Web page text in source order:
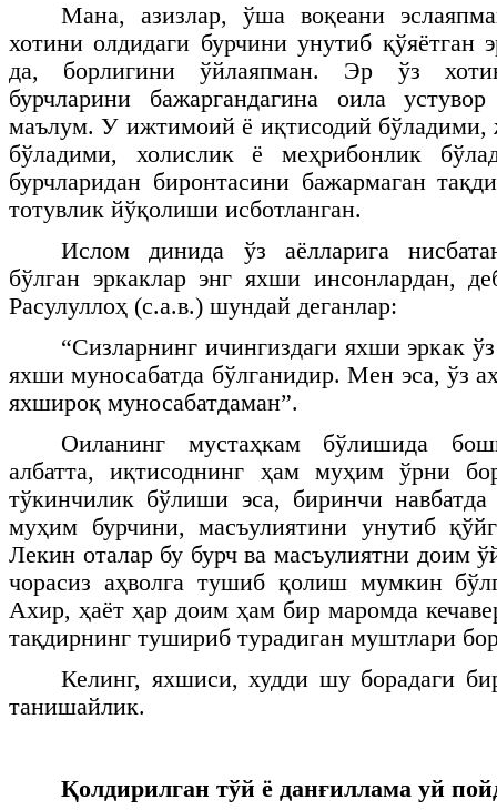
Мана, азизлар, ўша воқеани
хотини олдидаги бурчини унутиб қўяётган
да, борлигини ўйлаяпман. Эр ўз
бурчларини бажаргандагина оила
маълум. У ижтимоий ё иқтисодий
бўладими, холислик ё меҳрибонлик
бурчларидан биронтасини бажармаган
тотувлик йўқолиши исботланган.
Ислом динида ўз аёлларига
бўлган эркаклар энг яхши инсонлардан,
Расулуллоҳ (с.а.в.) шундай деганлар:
“Сизларнинг ичингиздаги яхши эркак
яхши муносабатда бўлганидир. Мен эса, ўз
яхшироқ муносабатдаман”.
Оиланинг мустаҳкам бўлишида
албатта, иқтисоднинг ҳам муҳим ўрни
тўкинчилик бўлиши эса, биринчи
муҳим бурчини, масъулиятини унутиб
Лекин оталар бу бурч ва масъулиятни доим
чорасиз аҳволга тушиб қолиш мумкин
Ахир, ҳаёт ҳар доим ҳам бир маромда
тақдирнинг тушириб турадиган муштлари
Келинг, яхшиси, худди шу борадаги
танишайлик.
Қолдирилган тўй ё данғиллама уй